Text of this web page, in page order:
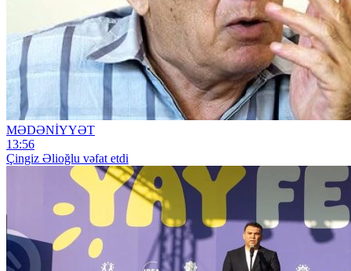
MƏDƏNİYYƏT
13:56
Çingiz Əlioğlu vəfat etdi